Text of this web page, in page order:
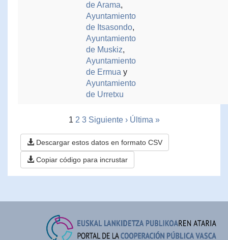
de Arama,
Ayuntamiento
de Itsasondo,
Ayuntamiento
de Muskiz,
Ayuntamiento
de Ermua y
Ayuntamiento
de Urretxu
1 2 3 Siguiente › Última »
Descargar estos datos en formato CSV
Copiar código para incrustar